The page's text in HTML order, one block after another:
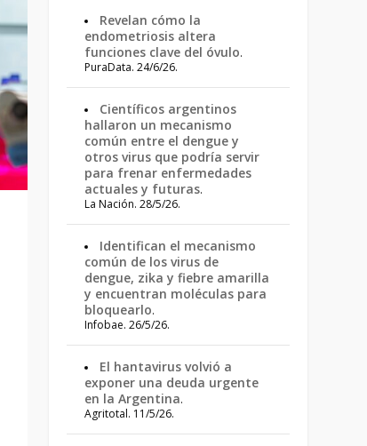
Revelan cómo la
endometriosis altera
funciones clave del óvulo.
PuraData. 24/6/26.
Científicos argentinos
hallaron un mecanismo
común entre el dengue y
otros virus que podría servir
para frenar enfermedades
actuales y futuras.
La Nación. 28/5/26.
Identifican el mecanismo
común de los virus de
dengue, zika y fiebre amarilla
y encuentran moléculas para
bloquearlo.
Infobae. 26/5/26.
El hantavirus volvió a
exponer una deuda urgente
en la Argentina.
Agritotal. 11/5/26.